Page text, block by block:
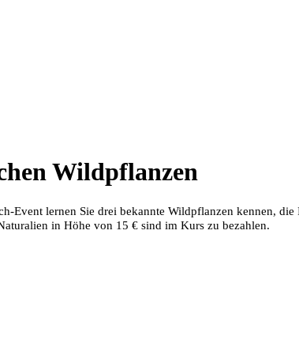
Wildpflanzen
Event lernen Sie drei bekannte Wildpflanzen kennen,
in Höhe von 15 € sind im Kurs zu bezahlen.